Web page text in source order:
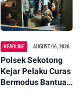
HEADLINE AUGUST 06, 2026
Polsek Sekotong
Kejar Pelaku Curas
Bermodus Bantuan